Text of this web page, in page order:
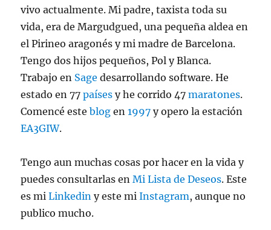
vivo actualmente. Mi padre, taxista toda su
vida, era de Margudgued, una pequeña aldea en
el Pirineo aragonés y mi madre de Barcelona.
Tengo dos hijos pequeños, Pol y Blanca.
Trabajo en Sage desarrollando software. He
estado en 77países y he corrido 47maratones.
Comencé esteblog en1997 y opero la estación
EA3GIW.
Tengo aun muchas cosas por hacer en la vida y
puedes consultarlas enMi Lista de Deseos. Este
es miLinkedin y este miInstagram, aunque no
publico mucho.